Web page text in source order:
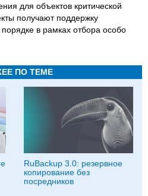
для объектов критической
получают поддержку
в рамках отбора особо
ПО ТЕМЕ
RuBackup 3.0: резервное
копирование без
посредников